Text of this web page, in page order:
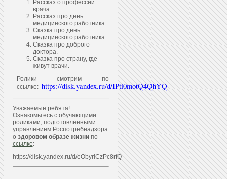
Рассказ о профессии
врача.
Рассказ про день
медицинского работника.
Сказка про день
медицинского работника.
Сказка про доброго
доктора.
Сказка про страну, где
живут врачи.
Ролики смотрим по
ссылке: https://disk.yandex.ru/d/IPti0motQ4QhYQ
Уважаемые ребята!
Ознакомьтесь с обучающими
роликами, подготовленными
управлением Роспотребнадзора
о здоровом образе жизнипо
ссылке:
https://disk.yandex.ru/d/eObyrlCzPc8rfQ